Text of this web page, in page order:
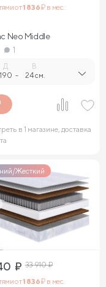
от1 836₽ в мес.
Neo Middle
1
Д.
190 -
В.
24 см.
в 1 магазине, доставка
Жесткий
₽ 33 910₽
от1 836₽ в мес.